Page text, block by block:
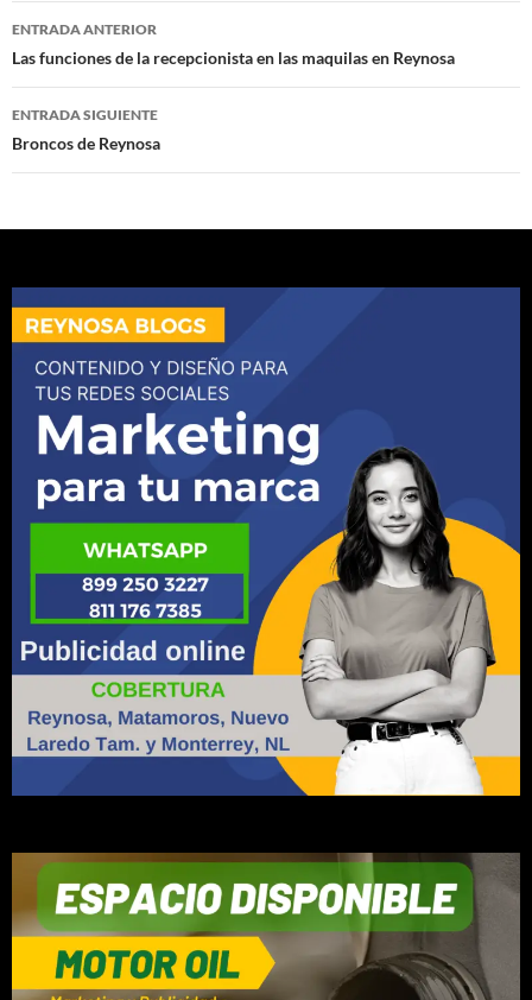
Navegación
de
entradas
ENTRADA ANTERIOR
Las funciones de la recepcionista en las maquilas en Reynosa
ENTRADA SIGUIENTE
Broncos de Reynosa